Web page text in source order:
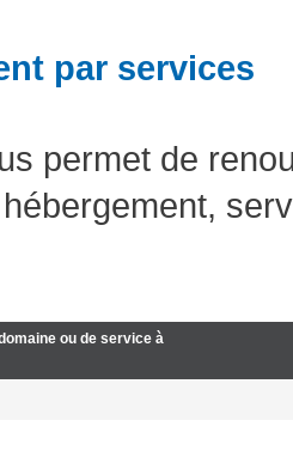
par services
permet de
ou de service à